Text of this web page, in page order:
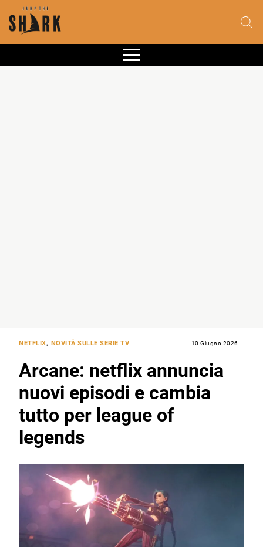
NETFLIX, NOVITÀ SULLE SERIE TV 10 Giugno 2026
Arcane: netflix annuncia
nuovi episodi e cambia
tutto per league of
legends